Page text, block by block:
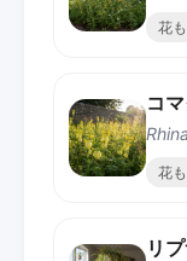
花
コ
花
リ